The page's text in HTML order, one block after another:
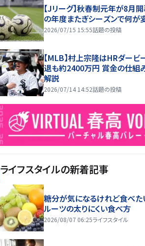
【Jリーグ】秋春制元年が8月
の年度またぎシーズンで何が
2026/07/15 15:55話題の投稿
【MLB】村上宗隆はHRダービ
退も約2400万円 賞金の仕組
解説
2026/07/14 14:52話題の投稿
ライフスタイルの新着記事
糖分が気になるけれど食べた
ルーツの太りにくい食べ方
2026/08/07 06:25ライフスタイル